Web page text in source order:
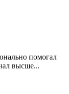
помогал
высше...